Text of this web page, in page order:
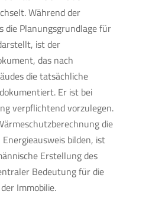
Während der
die Planungsgrundlage für
ist der
das nach
die tatsächliche
Er ist bei
verpflichtend vorzulegen.
die
bilden, ist
Erstellung des
Bedeutung für die
Immobilie.